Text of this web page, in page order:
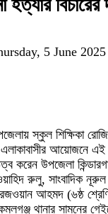
5 June 2025
স্কুল শিক্ষিকা
আয়োজনে এই
উপজেলা
রুলু, সাংবাদিক নূরুল
আহমদ (৬ষ্ঠ
থানার